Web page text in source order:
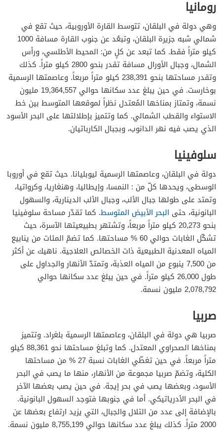
رومانيا
وهي دولة في البلقان، تتوسط القارة الأوروبية، حيث تقع في
شمالي شبه جزيرة البلقان، وتبعُد عن جنوب القارة مسافة 1000
كيلو متراً فقط. كما تبعد عن كلٍ من: المحيط الأطلسي، ورأس
الشمال، وجبال الأورال مسافة تقدر بنحو 2800 كيلو متراً. كذلك
وتقدر مساحتها بنحو 238,391 كيلو متراً مربعاً. وعاصمتها الرسمية
بوخارست. في حين يبلغ عدد سكانها حوالي 19,364,557 مليون
نسمة، وتمتاز بمناخها المُعتدل نظراً لموقعها المتوسط بين خط
الاستواء والقطب الشمالي. كما وتتميز بإطلالتها على البحر الأسود
الذي يصب فيه نهر الدانوب، وبجبال الكارباتيان.
سلوفينيا
دولة في البلقان، وعاصمتها الرسمية ليوبليانا. حيث تقع في أوروبا
الوسطى، ويحدها كلّ من : النمسا، وإيطاليا، وهنغاريا، وكرواتيا،
وتمتد على طولها جبال الألب، وجبال الألب الدينارية، والسهول
البانونية، حتى البحر الأبيض المتوسط. كما تقدّر مساحة سلوفينيا
بنحو 20,273 كيلو متراً مربعاً، وتشتهر بطبيعيتها الآسرة، حيث
تشكّل الغابات حوالي 60 % مساحتها. كما تضمّ المئات من ينابيع
المياه المعدنية الطبيعية ذات الخصائص العلاجية. ناهيك عن أكثر
من 7,500 ينبوع من المياه العذبة، وتمتدّ الأنهار والجداول على
طول 26,000 كيلو متراً. في حين يبلغ عدد سكانها حوالي
2,078,792 مليون نسمة.
صربيا
صربيا هي دولة في البلقان، وعاصمتها الرسمية بلغراد. وتتميز
بمناخها الصحراوي المعتدل. كما وتبلغ مساحتها نحو 88,361 كيلو
متراً مربعاً. في حين تغطّي الغابات نسبة 27 % من مساحتها
الكلية، وتضمّ صربيا مجموعة من الأنهار، منها ما يصب في البحر
الأسود، وبعضها يصب في بحر إيجة. في حين يصب بعضها الآخر
في البحر الأدرياتيكي. أما في جنوبها فتوجد السهول البانونية.
بالإضافة إلى عدد من التلال والجبال، التي يزيد ارتفاع بعضها عن
2000 متراً. كذلك يبلغ عدد سكانها حوالي 8,755,199 مليون نسمة.